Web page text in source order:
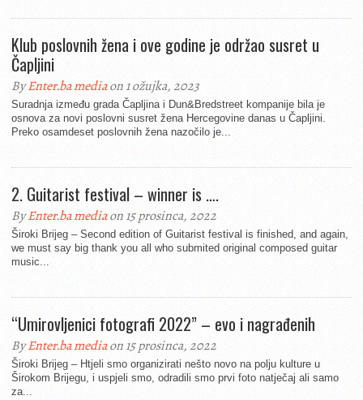
Klub poslovnih žena i ove godine je održao susret u
Čapljini
ByEnter.ba mediaon 1 ožujka, 2023
Suradnja između grada Čapljina i Dun&Bredstreet kompanije bila je
osnova za novi poslovni susret žena Hercegovine danas u Čapljini.
Preko osamdeset poslovnih žena nazočilo je...
2. Guitarist festival – winner is ….
ByEnter.ba mediaon 15 prosinca, 2022
Široki Brijeg – Second edition of Guitarist festival is finished, and again,
we must say big thank you all who submited original composed guitar
music...
“Umirovljenici fotografi 2022” – evo i nagrađenih
ByEnter.ba mediaon 15 prosinca, 2022
Široki Brijeg – Htjeli smo organizirati nešto novo na polju kulture u
Širokom Brijegu, i uspjeli smo, odradili smo prvi foto natječaj ali samo
za...